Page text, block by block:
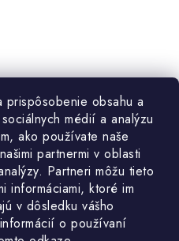
obsahu a
médií a analýzu
ako používate naše
partnermi v oblasti
Partneri môžu tieto
informáciami, ktoré im
v dôsledku vášho
o používaní
sklade
DO KOŠÍKA
ks pre elektrické a hybridné
hlavice, kufrík, hmotnosť 10,64